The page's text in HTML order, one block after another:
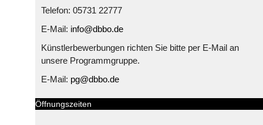
Telefon: 05731 22777
E-Mail: info@dbbo.de
Künstlerbewerbungen richten Sie bitte per E-Mail an
unsere Programmgruppe.
E-Mail: pg@dbbo.de
Öffnungszeiten